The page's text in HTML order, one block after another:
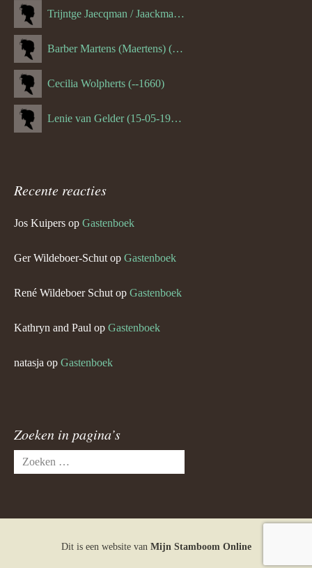
Trijntge Jaecqman / Jaackman (--1651)
Barber Martens (Maertens) (--1658)
Cecilia Wolpherts (--1660)
Lenie van Gelder (15-05-1970)
Recente reacties
Jos Kuipers op Gastenboek
Ger Wildeboer-Schut op Gastenboek
René Wildeboer Schut op Gastenboek
Kathryn and Paul op Gastenboek
natasja op Gastenboek
Zoeken in pagina’s
Zoeken
naar:
Dit is een website van Mijn Stamboom Online